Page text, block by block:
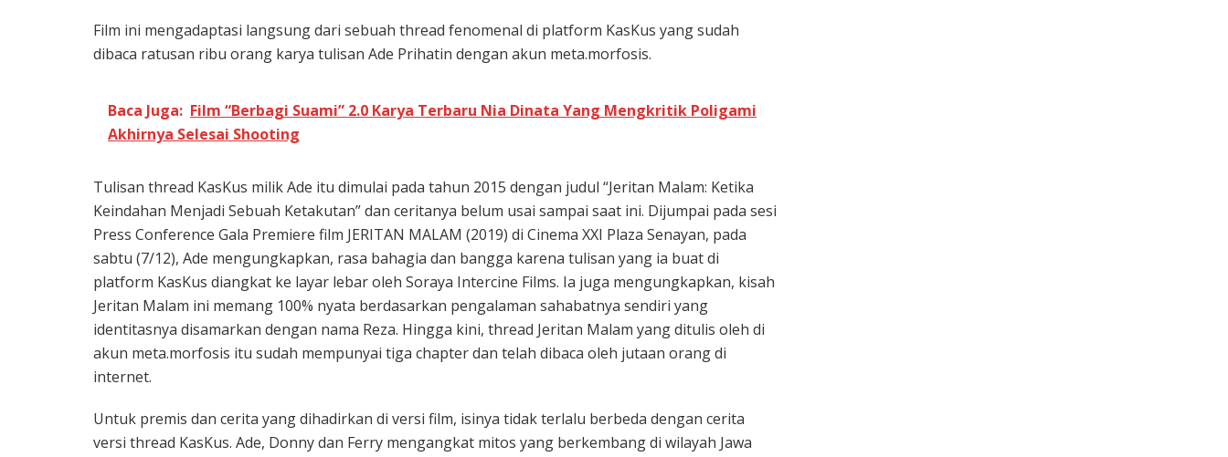
Film ini mengadaptasi langsung dari sebuah thread fenomenal di platform KasKus yang sudah
dibaca ratusan ribu orang karya tulisan Ade Prihatin dengan akun meta.morfosis.
Baca Juga: Film “Berbagi Suami” 2.0 Karya Terbaru Nia Dinata Yang Mengkritik Poligami
Akhirnya Selesai Shooting
Tulisan thread KasKus milik Ade itu dimulai pada tahun 2015 dengan judul “Jeritan Malam: Ketika
Keindahan Menjadi Sebuah Ketakutan” dan ceritanya belum usai sampai saat ini. Dijumpai pada sesi
Press Conference Gala Premiere film JERITAN MALAM (2019) di Cinema XXI Plaza Senayan, pada
sabtu (7/12), Ade mengungkapkan, rasa bahagia dan bangga karena tulisan yang ia buat di
platform KasKus diangkat ke layar lebar oleh Soraya Intercine Films. Ia juga mengungkapkan, kisah
Jeritan Malam ini memang 100% nyata berdasarkan pengalaman sahabatnya sendiri yang
identitasnya disamarkan dengan nama Reza. Hingga kini, thread Jeritan Malam yang ditulis oleh di
akun meta.morfosis itu sudah mempunyai tiga chapter dan telah dibaca oleh jutaan orang di
internet.
Untuk premis dan cerita yang dihadirkan di versi film, isinya tidak terlalu berbeda dengan cerita
versi thread KasKus. Ade, Donny dan Ferry mengangkat mitos yang berkembang di wilayah Jawa